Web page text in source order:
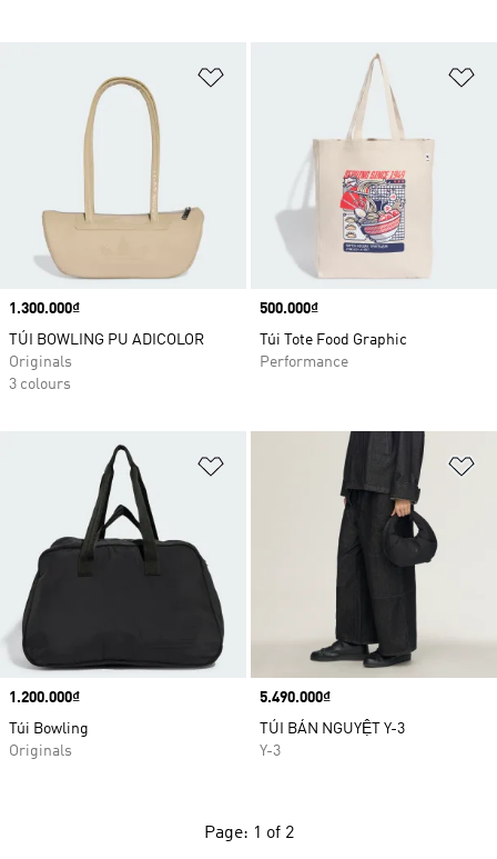
Price
1.300.000₫
TÚI BOWLING PU ADICOLOR
Originals
3 colours
Price
500.000₫
Túi Tote Food Graphic
Performance
Add to Wishlist
Price
1.200.000₫
Túi Bowling
Originals
Price
5.490.000₫
TÚI BÁN NGUYỆT Y-3
Y-3
Page: 1 of 2